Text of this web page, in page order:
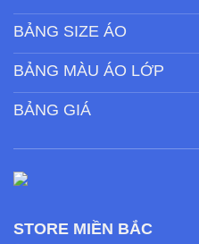
BẢNG SIZE ÁO
BẢNG MÀU ÁO LỚP
BẢNG GIÁ
STORE MIỀN BẮC